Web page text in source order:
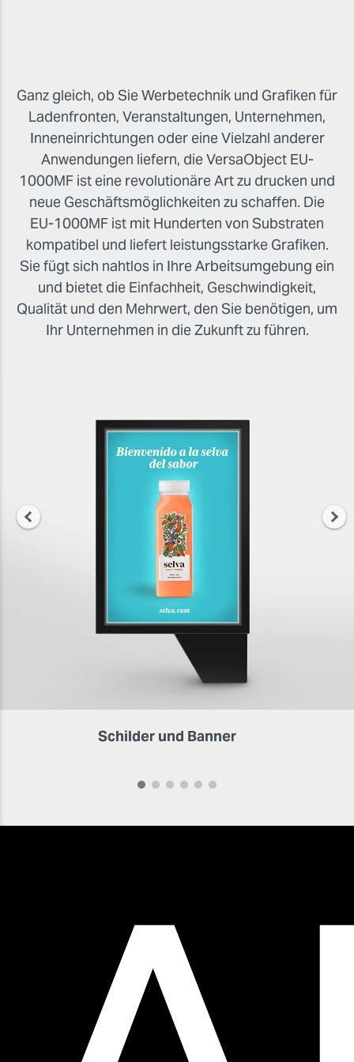
Ganz gleich, ob Sie Werbetechnik und Grafiken für
Ladenfronten, Veranstaltungen, Unternehmen,
Inneneinrichtungen oder eine Vielzahl anderer
Anwendungen liefern, die VersaObject EU-
1000MF ist eine revolutionäre Art zu drucken und
neue Geschäftsmöglichkeiten zu schaffen. Die
EU-1000MF ist mit Hunderten von Substraten
kompatibel und liefert leistungsstarke Grafiken.
Sie fügt sich nahtlos in Ihre Arbeitsumgebung ein
und bietet die Einfachheit, Geschwindigkeit,
Qualität und den Mehrwert, den Sie benötigen, um
Ihr Unternehmen in die Zukunft zu führen.
Schilder und Banner